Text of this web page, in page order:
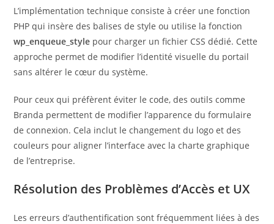
L’implémentation technique consiste à créer une fonction
PHP qui insère des balises de style ou utilise la fonction
wp_enqueue_style pour charger un fichier CSS dédié. Cette
approche permet de modifier l’identité visuelle du portail
sans altérer le cœur du système.
Pour ceux qui préfèrent éviter le code, des outils comme
Branda permettent de modifier l’apparence du formulaire
de connexion. Cela inclut le changement du logo et des
couleurs pour aligner l’interface avec la charte graphique
de l’entreprise.
Résolution des Problèmes d’Accès et UX
Les erreurs d’authentification sont fréquemment liées à des